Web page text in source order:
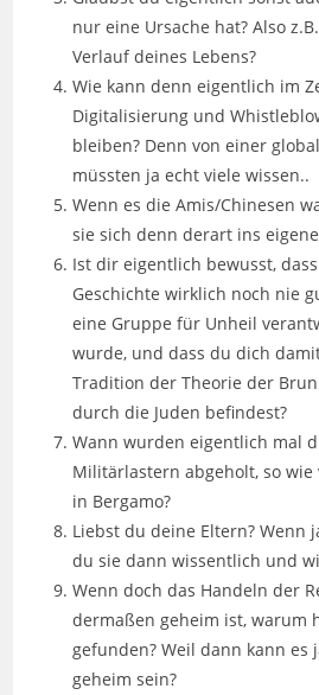
nur eine Ursache hat? Also
Verlauf deines Lebens?
Wie kann denn eigentlich im
Digitalisierung und
bleiben? Denn von einer
müssten ja echt viele wissen..
Wenn es die Amis/Chinesen
sie sich denn derart ins
Ist dir eigentlich bewusst,
Geschichte wirklich noch nie
eine Gruppe für Unheil
wurde, und dass du dich
Tradition der Theorie der
durch die Juden befindest?
Wann wurden eigentlich mal
Militärlastern abgeholt, so wie
in Bergamo?
Liebst du deine Eltern? Wenn
du sie dann wissentlich und
Wenn doch das Handeln der
dermaßen geheim ist, warum
gefunden? Weil dann kann es
geheim sein?